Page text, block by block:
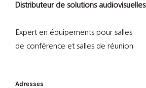
Distributeur de solutions audiovisuelles
Expert en équipements pour salles
de conférence et salles de réunion
Adresses